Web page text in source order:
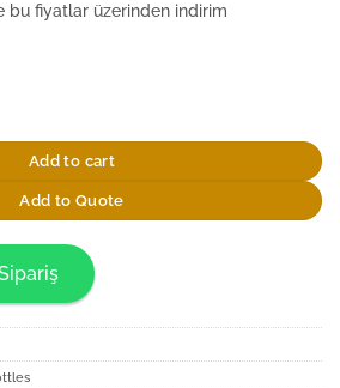
bu fiyatlar üzerinden indirim
Sürahi Seti quantity
Add to cart
Add to Quote